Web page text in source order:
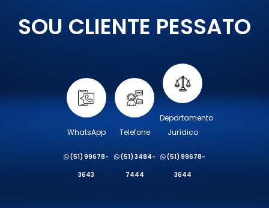
SOU CLIENTE PESSATO
WhatsApp
(51) 99678-
3643
Telefone
(51) 3484-
7444
Departamento
Jurídico
(51) 99678-
3644